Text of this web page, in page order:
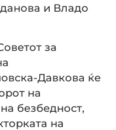
и Владо
за
Давкова ќе
на
безбедност,
на